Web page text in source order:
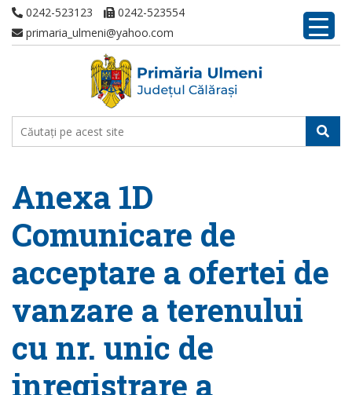
0242-523123
0242-523554
primaria_ulmeni@yahoo.com
Anexa 1D
Comunicare de
acceptare a ofertei de
vanzare a terenului
cu nr. unic de
inregistrare a